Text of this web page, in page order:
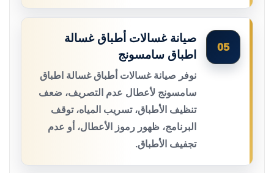
05
صيانة غسالات أطباق غسالة
اطباق سامسونج
نوفر صيانة غسالات أطباق غسالة اطباق
سامسونج لأعطال عدم التصريف، ضعف
تنظيف الأطباق، تسريب المياه، توقف
البرنامج، ظهور رموز الأعطال، أو عدم
تجفيف الأطباق.